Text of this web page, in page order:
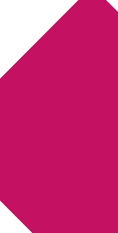
kulturblogg
thrillers